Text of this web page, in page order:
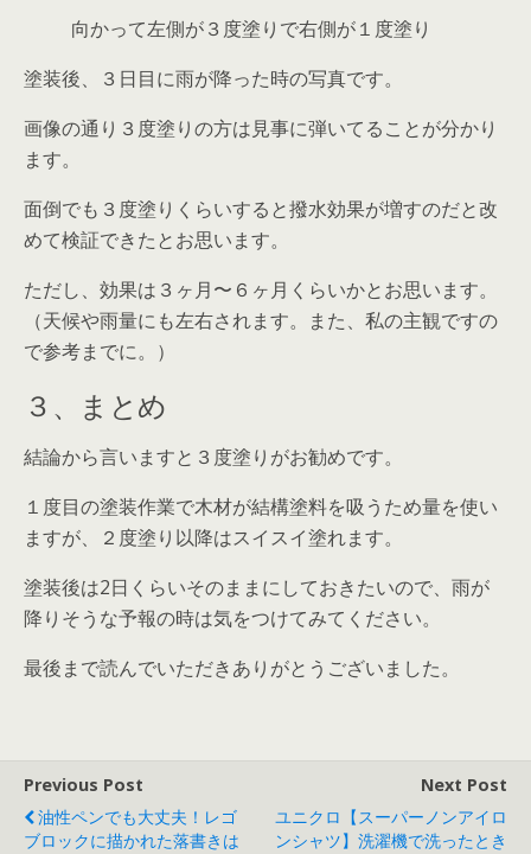
向かって左側が３度塗りで右側が１度塗り
塗装後、３日目に雨が降った時の写真です。
画像の通り３度塗りの方は見事に弾いてることが分かり
ます。
面倒でも３度塗りくらいすると撥水効果が増すのだと改
めて検証できたとお思います。
ただし、効果は３ヶ月〜６ヶ月くらいかとお思います。
（天候や雨量にも左右されます。また、私の主観ですの
で参考までに。）
３、まとめ
結論から言いますと３度塗りがお勧めです。
１度目の塗装作業で木材が結構塗料を吸うため量を使い
ますが、２度塗り以降はスイスイ塗れます。
塗装後は2日くらいそのままにしておきたいので、雨が
降りそうな予報の時は気をつけてみてください。
最後まで読んでいただきありがとうございました。
Previous Post
油性ペンでも大丈夫！レゴ
ブロックに描かれた落書きは
Next Post
ユニクロ【スーパーノンアイロ
ンシャツ】洗濯機で洗ったとき